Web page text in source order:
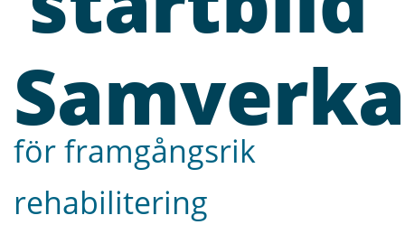
för framgångsrik
rehabilitering